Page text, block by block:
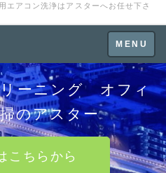
エアコン洗浄はアスターへお任せ下さ
Toggle
navigation
MENU
リーニング オフィ
のアスター
こちらから